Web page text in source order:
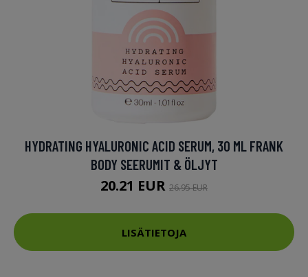
HYDRATING HYALURONIC ACID SERUM, 30 ML FRANK
BODY SEERUMIT & ÖLJYT
20.21 EUR 26.95 EUR
LISÄTIETOJA